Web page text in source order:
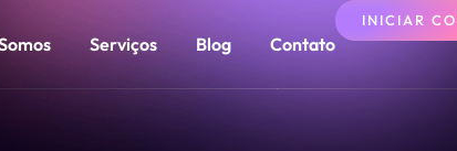
Serviços Blog Contato
INICIAR